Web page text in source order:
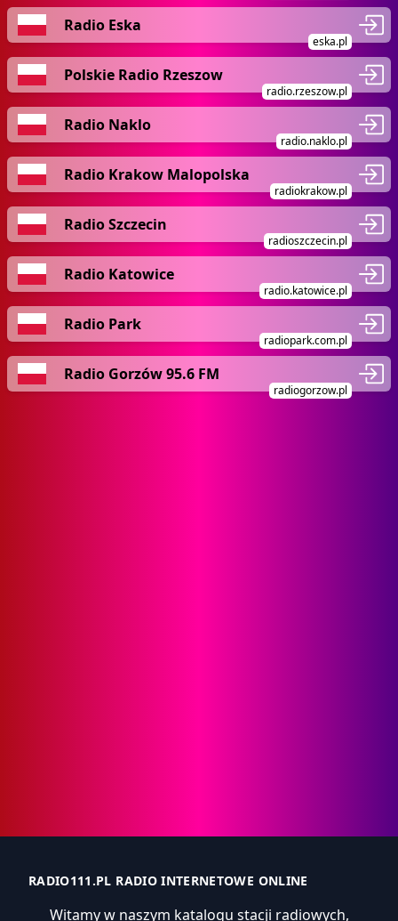
Radio Eska
eska.pl
Polskie Radio Rzeszow
radio.rzeszow.pl
Radio Naklo
radio.naklo.pl
Radio Krakow Malopolska
radiokrakow.pl
Radio Szczecin
radioszczecin.pl
Radio Katowice
radio.katowice.pl
Radio Park
radiopark.com.pl
Radio Gorzów 95.6 FM
radiogorzow.pl
RADIO111.PL RADIO INTERNETOWE ONLINE
Witamy w naszym katalogu stacji radiowych,